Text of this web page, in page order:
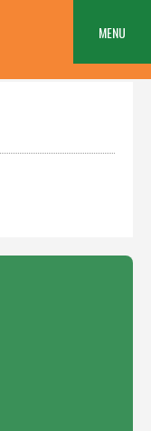
MENU